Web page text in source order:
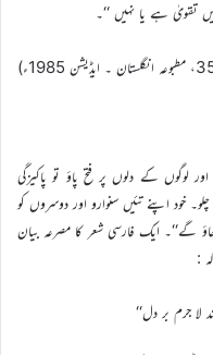
تقویٰ ہے یا نہیں ‘‘۔
لوگوں کے دلوں پر فتح پاؤ تو پاکیزگی
خود اپنے تئیں سنوارو اور دوسروں کو
جاؤ گے‘‘۔ ایک فارسی شعر کا مصرعہ بیان
:
لا جرم بر دل‘‘